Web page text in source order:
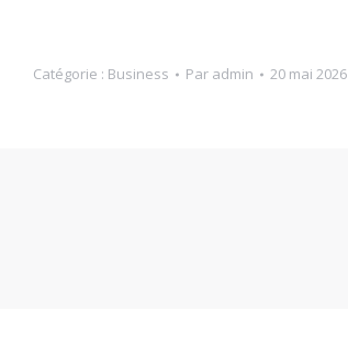
Catégorie : Business Par admin 20 mai 2026